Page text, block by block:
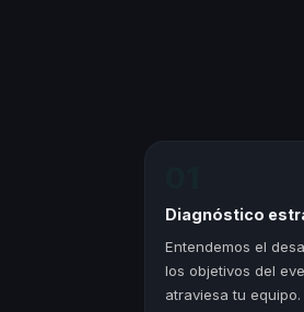
Diagnóstico
Entendemos el
los objetivos del
atraviesa tu equipo.